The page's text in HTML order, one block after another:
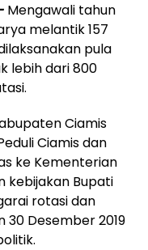
Mengawali tahun
melantik 157
pula
lebih dari 800
Ciamis
Ciamis dan
ke Kementerian
kebijakan Bupati
rotasi dan
Desember 2019